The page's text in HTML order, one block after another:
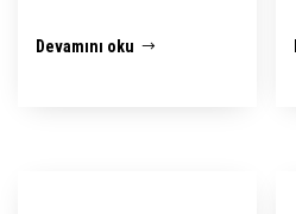
Devamını oku